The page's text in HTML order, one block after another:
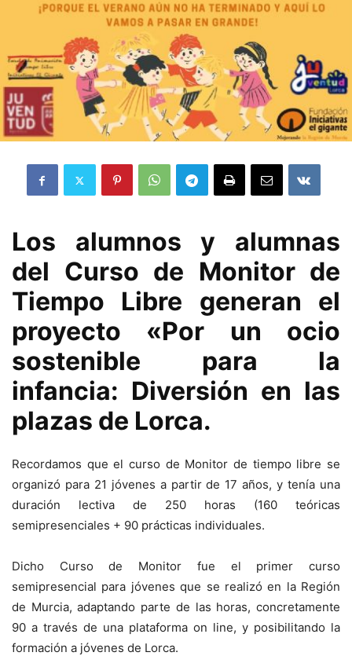
Los alumnos y alumnas
del Curso de Monitor de
Tiempo Libre generan el
proyecto «Por un ocio
sostenible para la
infancia: Diversión en las
plazas de Lorca.
Recordamos que el curso de Monitor de tiempo libre se
organizó para 21 jóvenes a partir de 17 años, y tenía una
duración lectiva de 250 horas (160 teóricas
semipresenciales + 90 prácticas individuales.
Dicho Curso de Monitor fue el primer curso
semipresencial para jóvenes que se realizó en la Región
de Murcia, adaptando parte de las horas, concretamente
90 a través de una plataforma on line, y posibilitando la
formación a jóvenes de Lorca.